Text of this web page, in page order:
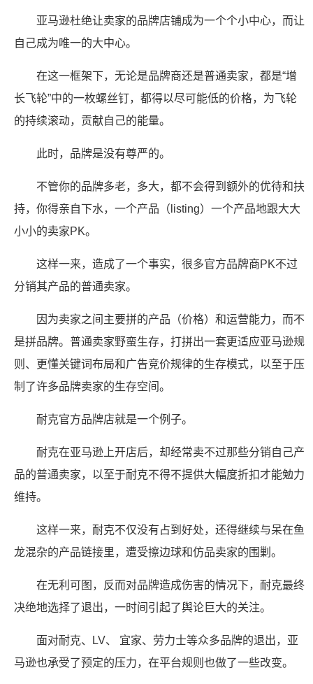
亚马逊杜绝让卖家的品牌店铺成为一个个小中心，而让
自己成为唯一的大中心。
在这一框架下，无论是品牌商还是普通卖家，都是“增
长飞轮”中的一枚螺丝钉，都得以尽可能低的价格，为飞轮
的持续滚动，贡献自己的能量。
此时，品牌是没有尊严的。
不管你的品牌多老，多大，都不会得到额外的优待和扶
持，你得亲自下水，一个产品（listing）一个产品地跟大大
小小的卖家PK。
这样一来，造成了一个事实，很多官方品牌商PK不过
分销其产品的普通卖家。
因为卖家之间主要拼的产品（价格）和运营能力，而不
是拼品牌。普通卖家野蛮生存，打拼出一套更适应亚马逊规
则、更懂关键词布局和广告竞价规律的生存模式，以至于压
制了许多品牌卖家的生存空间。
耐克官方品牌店就是一个例子。
耐克在亚马逊上开店后，却经常卖不过那些分销自己产
品的普通卖家，以至于耐克不得不提供大幅度折扣才能勉力
维持。
这样一来，耐克不仅没有占到好处，还得继续与呆在鱼
龙混杂的产品链接里，遭受擦边球和仿品卖家的围剿。
在无利可图，反而对品牌造成伤害的情况下，耐克最终
决绝地选择了退出，一时间引起了舆论巨大的关注。
面对耐克、LV、 宜家、劳力士等众多品牌的退出，亚
马逊也承受了预定的压力，在平台规则也做了一些改变。